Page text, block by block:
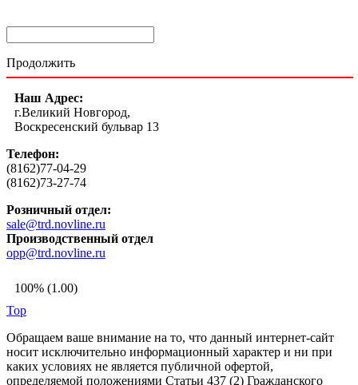
Продолжить
Наш Адрес:
г.Великий Новгород,
Воскресенский бульвар 13
Телефон:
(8162)77-04-29
(8162)73-27-74
Розничный отдел:
sale@trd.novline.ru
Производственный отдел
opp@trd.novline.ru
100% (1.00)
Top
Обращаем ваше внимание на то, что данный интернет-сайт
носит исключительно информационный характер и ни при
каких условиях не является публичной офертой,
определяемой положениями Статьи 437 (2) Гражданского